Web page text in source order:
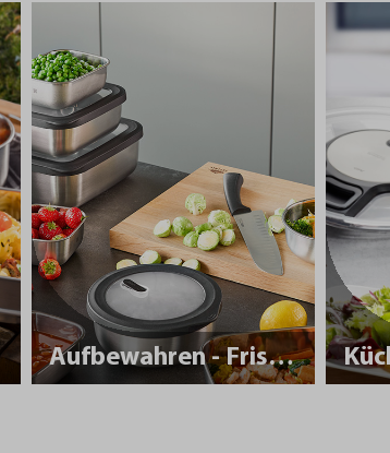
Aufbewahren - Frisch halten